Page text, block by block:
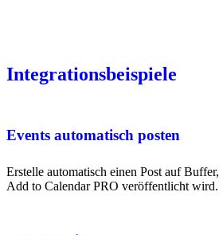
Integrationsbeispiele
Events automatisch posten
Erstelle automatisch einen Post auf
Add to Calendar PRO veröffentlicht wird.